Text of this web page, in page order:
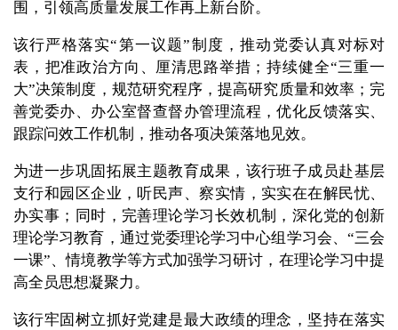
围，引领高质量发展工作再上新台阶。
该行严格落实“第一议题”制度，推动党委认真对标对
表，把准政治方向、厘清思路举措；持续健全“三重一
大”决策制度，规范研究程序，提高研究质量和效率；完
善党委办、办公室督查督办管理流程，优化反馈落实、
跟踪问效工作机制，推动各项决策落地见效。
为进一步巩固拓展主题教育成果，该行班子成员赴基层
支行和园区企业，听民声、察实情，实实在在解民忧、
办实事；同时，完善理论学习长效机制，深化党的创新
理论学习教育，通过党委理论学习中心组学习会、“三会
一课”、情境教学等方式加强学习研讨，在理论学习中提
高全员思想凝聚力。
该行牢固树立抓好党建是最大政绩的理念，坚持在落实